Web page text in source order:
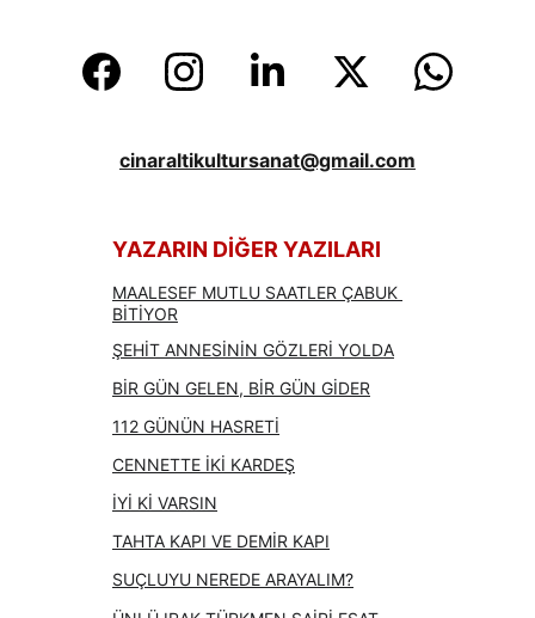
cinaraltikultursanat@gmail.com
YAZARIN DİĞER YAZILARI
SUÇLUYU NEREDE ARAYALIM?
İYİ Kİ VARSIN
TAHTA KAPI VE DEMİR KAPI
CENNETTE İKİ KARDEŞ
112 GÜNÜN HASRETİ
BİR GÜN GELEN, BİR GÜN GİDER
ŞEHİT ANNESİNİN GÖZLERİ YOLDA
MAALESEF MUTLU SAATLER ÇABUK
BİTİYOR